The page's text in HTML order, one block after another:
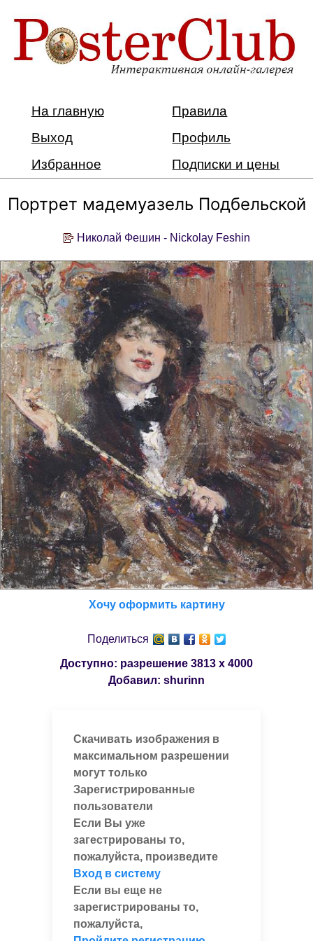
На главную
Правила
Выход
Профиль
Избранное
Подписки и цены
Портрет мадемуазель Подбельской
Николай Фешин - Nickolay Feshin
Хочу оформить картину
Поделиться
Доступно: разрешение 3813 x 4000
Добавил: shurinn
Скачивать изображения в
максимальном разрешении
могут только
Зарегистрированные
пользователи
Если Вы уже
загестрированы то,
пожалуйста, произведите
Вход в систему
Если вы еще не
зарегистрированы то,
пожалуйста,